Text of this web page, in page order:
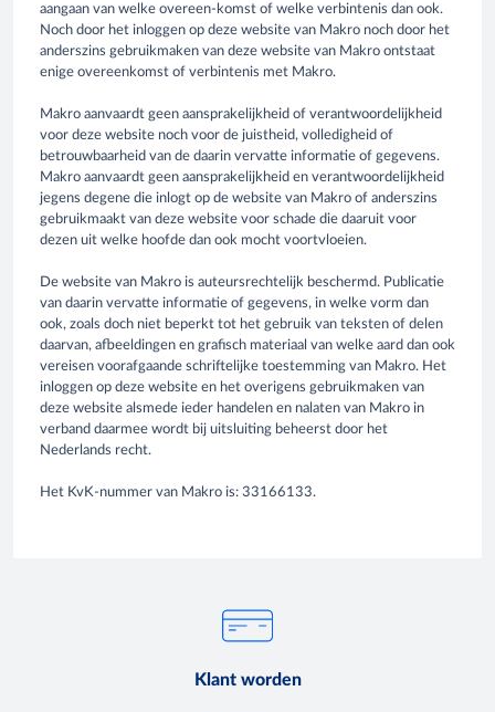
aangaan van welke overeen-komst of welke verbintenis dan ook.
Noch door het inloggen op deze website van Makro noch door het
anderszins gebruikmaken van deze website van Makro ontstaat
enige overeenkomst of verbintenis met Makro.
Makro aanvaardt geen aansprakelijkheid of verantwoordelijkheid
voor deze website noch voor de juistheid, volledigheid of
betrouwbaarheid van de daarin vervatte informatie of gegevens.
Makro aanvaardt geen aansprakelijkheid en verantwoordelijkheid
jegens degene die inlogt op de website van Makro of anderszins
gebruikmaakt van deze website voor schade die daaruit voor
dezen uit welke hoofde dan ook mocht voortvloeien.
De website van Makro is auteursrechtelijk beschermd. Publicatie
van daarin vervatte informatie of gegevens, in welke vorm dan
ook, zoals doch niet beperkt tot het gebruik van teksten of delen
daarvan, afbeeldingen en grafisch materiaal van welke aard dan ook
vereisen voorafgaande schriftelijke toestemming van Makro. Het
inloggen op deze website en het overigens gebruikmaken van
deze website alsmede ieder handelen en nalaten van Makro in
verband daarmee wordt bij uitsluiting beheerst door het
Nederlands recht.
Het KvK-nummer van Makro is: 33166133.
Klant worden